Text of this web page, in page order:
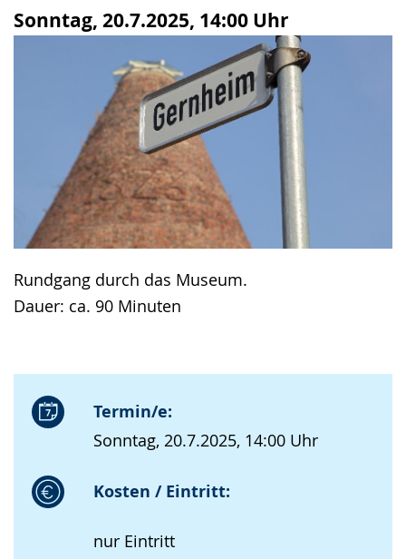
Sonntag, 20.7.2025, 14:00 Uhr
Rundgang durch das Museum.
Dauer: ca. 90 Minuten
Termin/e:
Sonntag, 20.7.2025, 14:00 Uhr
Kosten / Eintritt:
nur Eintritt
Gebärdensprache
wird